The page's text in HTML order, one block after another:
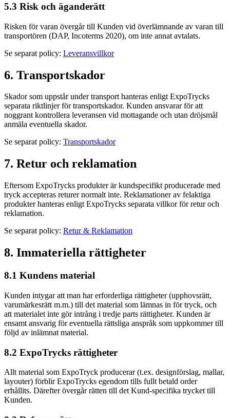
5.3 Risk och äganderätt
Risken för varan övergår till Kunden vid överlämnande av varan till
transportören (DAP, Incoterms 2020), om inte annat avtalats.
Se separat policy: Leveransvillkor
6. Transportskador
Skador som uppstår under transport hanteras enligt ExpoTrycks
separata riktlinjer för transportskador. Kunden ansvarar för att
noggrant kontrollera leveransen vid mottagande och utan dröjsmål
anmäla eventuella skador.
Se separat policy: Transportskador
7. Retur och reklamation
Eftersom ExpoTrycks produkter är kundspecifikt producerade med
tryck accepteras returer normalt inte. Reklamationer av felaktiga
produkter hanteras enligt ExpoTrycks separata villkor för retur och
reklamation.
Se separat policy: Retur & Reklamation
8. Immateriella rättigheter
8.1 Kundens material
Kunden intygar att man har erforderliga rättigheter (upphovsrätt,
varumärkesrätt m.m.) till det material som lämnas in för tryck, och
att materialet inte gör intrång i tredje parts rättigheter. Kunden är
ensamt ansvarig för eventuella rättsliga anspråk som uppkommer till
följd av inlämnat material.
8.2 ExpoTrycks rättigheter
Allt material som ExpoTryck producerar (t.ex. designförslag, mallar,
layouter) förblir ExpoTrycks egendom tills fullt betald order
erhållits. Därefter övergår rätten till det Kund-specifika trycket till
Kunden.